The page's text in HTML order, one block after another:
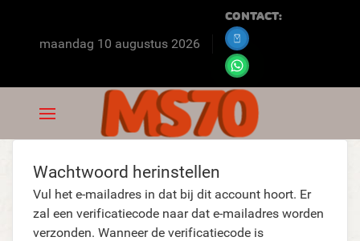
maandag 10 augustus 2026
Contact:
Wachtwoord herinstellen
Vul het e-mailadres in dat bij dit account hoort. Er
zal een verificatiecode naar dat e-mailadres worden
verzonden. Wanneer de verificatiecode is